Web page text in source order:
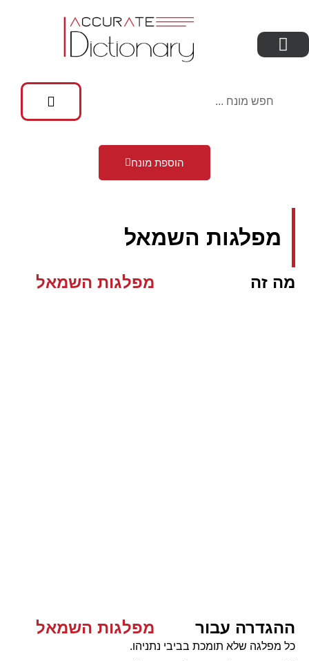
הוספת מונח
מפלגות השמאל
מה זה מפלגות השמאל
ההגדרה עבור מפלגות השמאל
כל מפלגה שלא תומכת בביבי נתניהו.